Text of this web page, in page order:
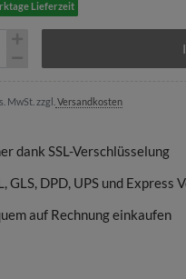
Lieferzeit
MwSt. zzgl. Versandkosten
dank SSL-Verschlüsselung
GLS, DPD, UPS und Express
auf Rechnung einkaufen